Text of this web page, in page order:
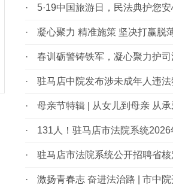
· 5·19中国旅游日，民法典护您
· 凝心聚力 精准施策 坚决打赢脱
· 春训砺警铸铁军，凝心聚力护
· 驻马店中院发布涉未成年人违
· 母亲节特辑 | 从女儿到母亲 从
· 131人！驻马店市法院系统
· 驻马店市法院系统公开招聘省
· 激扬青春志 奋进法治路 | 市中